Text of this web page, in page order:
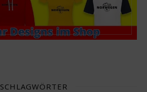
SCHLAGWÖRTER